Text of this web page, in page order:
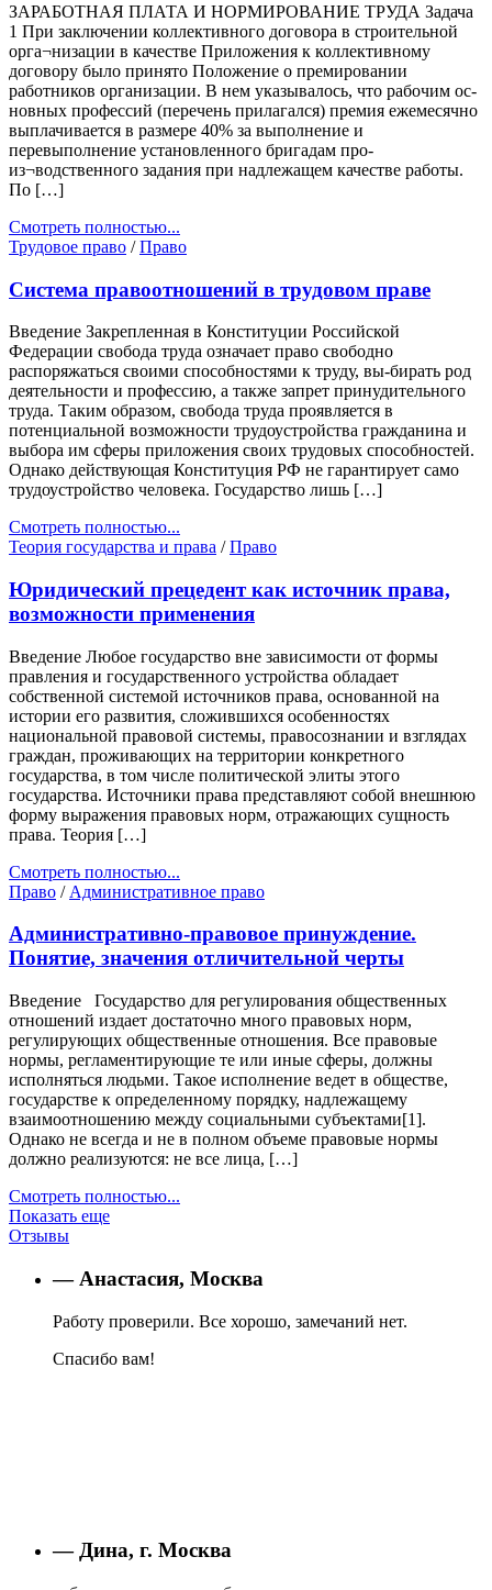
ЗАРАБОТНАЯ ПЛАТА И НОРМИРОВАНИЕ ТРУДА Задача
1 При заключении коллективного договора в строительной
орга¬низации в качестве Приложения к коллективному
договору было принято Положение о премировании
работников организации. В нем указывалось, что рабочим ос-
новных профессий (перечень прилагался) премия ежемесячно
выплачивается в размере 40% за выполнение и
перевыполнение установленного бригадам про-
из¬водственного задания при надлежащем качестве работы.
По […]
Смотреть полностью...
Трудовое право /Право
Система правоотношений в трудовом праве
Введение Закрепленная в Конституции Российской
Федерации свобода труда означает право свободно
распоряжаться своими способностями к труду, вы-бирать род
деятельности и профессию, а также запрет принудительного
труда. Таким образом, свобода труда проявляется в
потенциальной возможности трудоустройства гражданина и
выбора им сферы приложения своих трудовых способностей.
Однако действующая Конституция РФ не гарантирует само
трудоустройство человека. Государство лишь […]
Смотреть полностью...
Теория государства и права /Право
Юридический прецедент как источник права,
возможности применения
Введение Любое государство вне зависимости от формы
правления и государственного устройства обладает
собственной системой источников права, основанной на
истории его развития, сложившихся особенностях
национальной правовой системы, правосознании и взглядах
граждан, проживающих на территории конкретного
государства, в том числе политической элиты этого
государства. Источники права представляют собой внешнюю
форму выражения правовых норм, отражающих сущность
права. Теория […]
Смотреть полностью...
Право / Административное право
Административно-правовое принуждение.
Понятие, значения отличительной черты
Введение Государство для регулирования общественных
отношений издает достаточно много правовых норм,
регулирующих общественные отношения. Все правовые
нормы, регламентирующие те или иные сферы, должны
исполняться людьми. Такое исполнение ведет в обществе,
государстве к определенному порядку, надлежащему
взаимоотношению между социальными субъектами[1].
Однако не всегда и не в полном объеме правовые нормы
должно реализуются: не все лица, […]
Смотреть полностью...
Показать еще
Отзывы
— Анастасия, Москва
Работу проверили. Все хорошо, замечаний нет.
Спасибо вам!
— Дина, г. Москва